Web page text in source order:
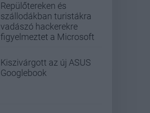
Repülőtereken és
szállodákban turistákra
vadászó hackerekre
figyelmeztet a Microsoft
Kiszivárgott az új ASUS
Googlebook